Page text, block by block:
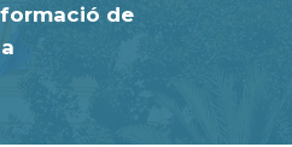
de